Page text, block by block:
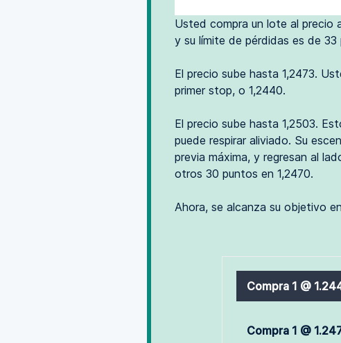
Usted compra un lote al precio
y su límite de pérdidas es de 33
El precio sube hasta 1,2473.
primer stop, o 1,2440.
El precio sube hasta 1,2503.
puede respirar aliviado. Su
previa máxima, y regresan al
otros 30 puntos en 1,2470.
Ahora, se alcanza su objetivo
Compra 1 @
Compra 1 @